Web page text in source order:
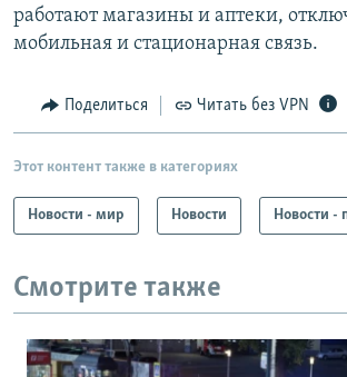
работают магазины и аптеки,
мобильная и стационарная связь.
Поделиться Читать без VPN
Этот контент также в категориях
Новости - мир Новости Новости -
Смотрите также